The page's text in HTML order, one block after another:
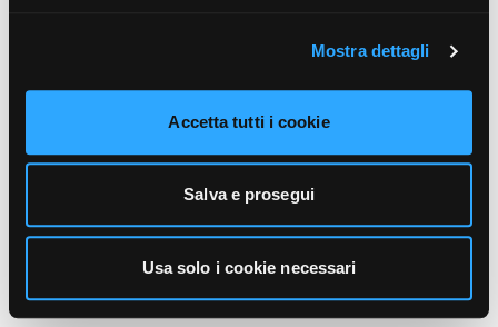
Mostra dettagli
Accetta tutti i cookie
Salva e prosegui
Usa solo i cookie necessari